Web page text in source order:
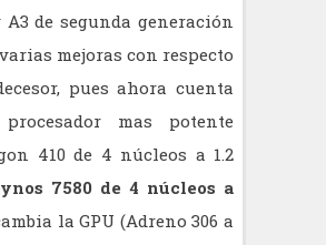
A3 de segunda generación
mejoras con respecto
pues ahora cuenta
mas potente
410 de 4 núcleos a 1.2
7580 de 4 núcleos a
la GPU (Adreno 306 a